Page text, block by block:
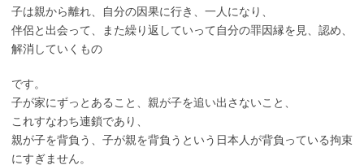
子は親から離れ、自分の因果に行き、一人になり、
伴侶と出会って、また繰り返していって自分の罪因縁を見、認め、
解消していくもの
です。
子が家にずっとあること、親が子を追い出さないこと、
これすなわち連鎖であり、
親が子を背負う、子が親を背負うという日本人が背負っている拘束
にすぎません。